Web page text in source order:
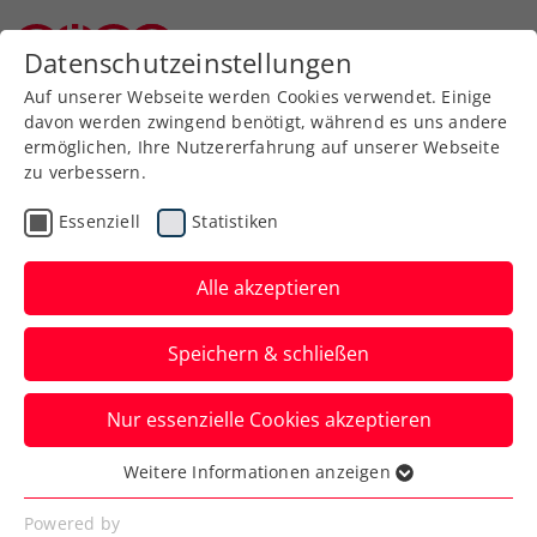
Zurück zur Newsübersicht
Ausbildung
1. Österreichisches
Frauensportsymposium:
Initialzündung für Gender
Equality
Die gemeinsame Initiative von ÖTV, Sport
Austria und Upper Austria Ladies Linz ist
gekommen, um zu bleiben.
Datenschutzeinstellungen
Auf unserer Webseite werden Cookies verwendet. Einige
davon werden zwingend benötigt, während es uns andere
ermöglichen, Ihre Nutzererfahrung auf unserer Webseite
zu verbessern.
Essenziell Statistiken
Alle akzeptieren
Speichern & schließen
Nur essenzielle Cookies akzeptieren
Essenziell
Essenzielle Cookies werden für grundlegende
Weitere Informationen anzeigen
Powered by